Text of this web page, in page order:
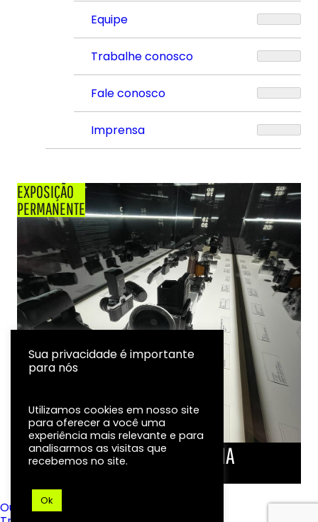
Equipe
Trabalhe conosco
Fale conosco
Imprensa
EXPOSIÇÃO
PERMANENTE
LINHA DO TEMPO DA FOTOGRAFIA
Ouvidoria
Sua privacidade é importante
para nós
Utilizamos cookies em nosso site
para oferecer a você uma
experiência mais relevante e para
analisarmos as visitas que
recebemos no site.
Ok